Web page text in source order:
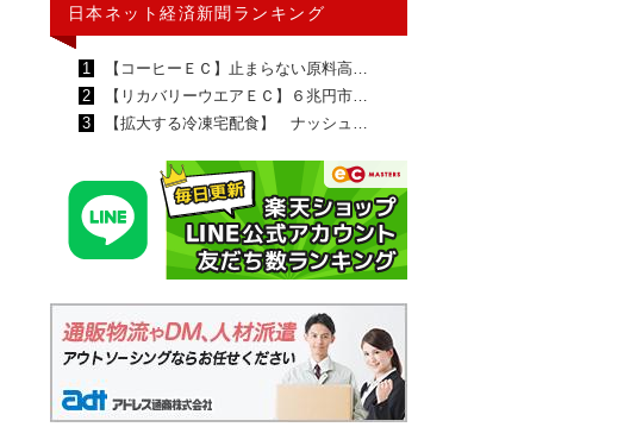
日本ネット経済新聞ランキング
1
【コーヒーＥＣ】止まらない原料高…
2
【リカバリーウエアＥＣ】６兆円市…
3
【拡大する冷凍宅配食】 ナッシュ…